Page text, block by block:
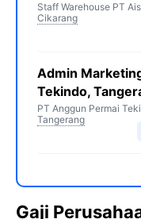
Staff Warehouse PT
Cikarang
Admin
Tekindo,
PT Anggun Permai
Tangerang
Gaji